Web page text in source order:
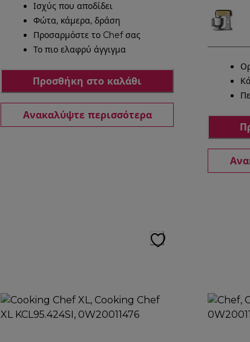
Ισχύς που αποδίδει
Φώτα, κάμερα, δράση
Προσαρμόστε το Chef σας
Το πιο ελαφρύ άγγιγμα
Προσθήκη στο καλάθι
Ανακαλύψτε περισσότερα